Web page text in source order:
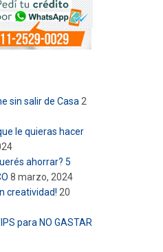
sin salir de Casa 2
le quieras hacer
ahorrar? 5
8 marzo, 2024
creatividad! 20
para NO GASTAR